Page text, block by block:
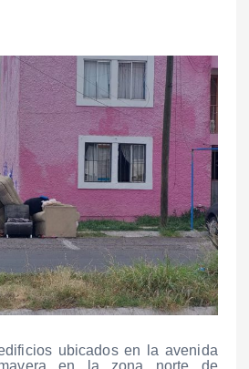
ubicados en la avenida
en la zona norte de